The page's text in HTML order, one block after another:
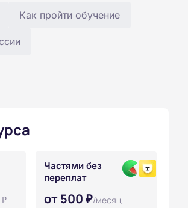
Как пройти обучение
Частями без
переплат
от 500 ₽/месяц